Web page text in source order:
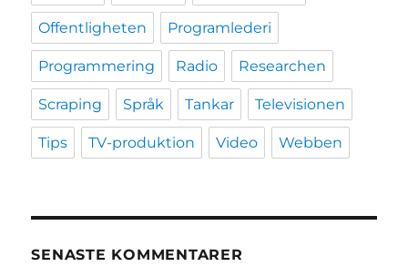
Offentligheten Programlederi
Programmering Radio Researchen
Scraping Språk Tankar Televisionen
Tips TV-produktion Video Webben
SENASTE KOMMENTARER